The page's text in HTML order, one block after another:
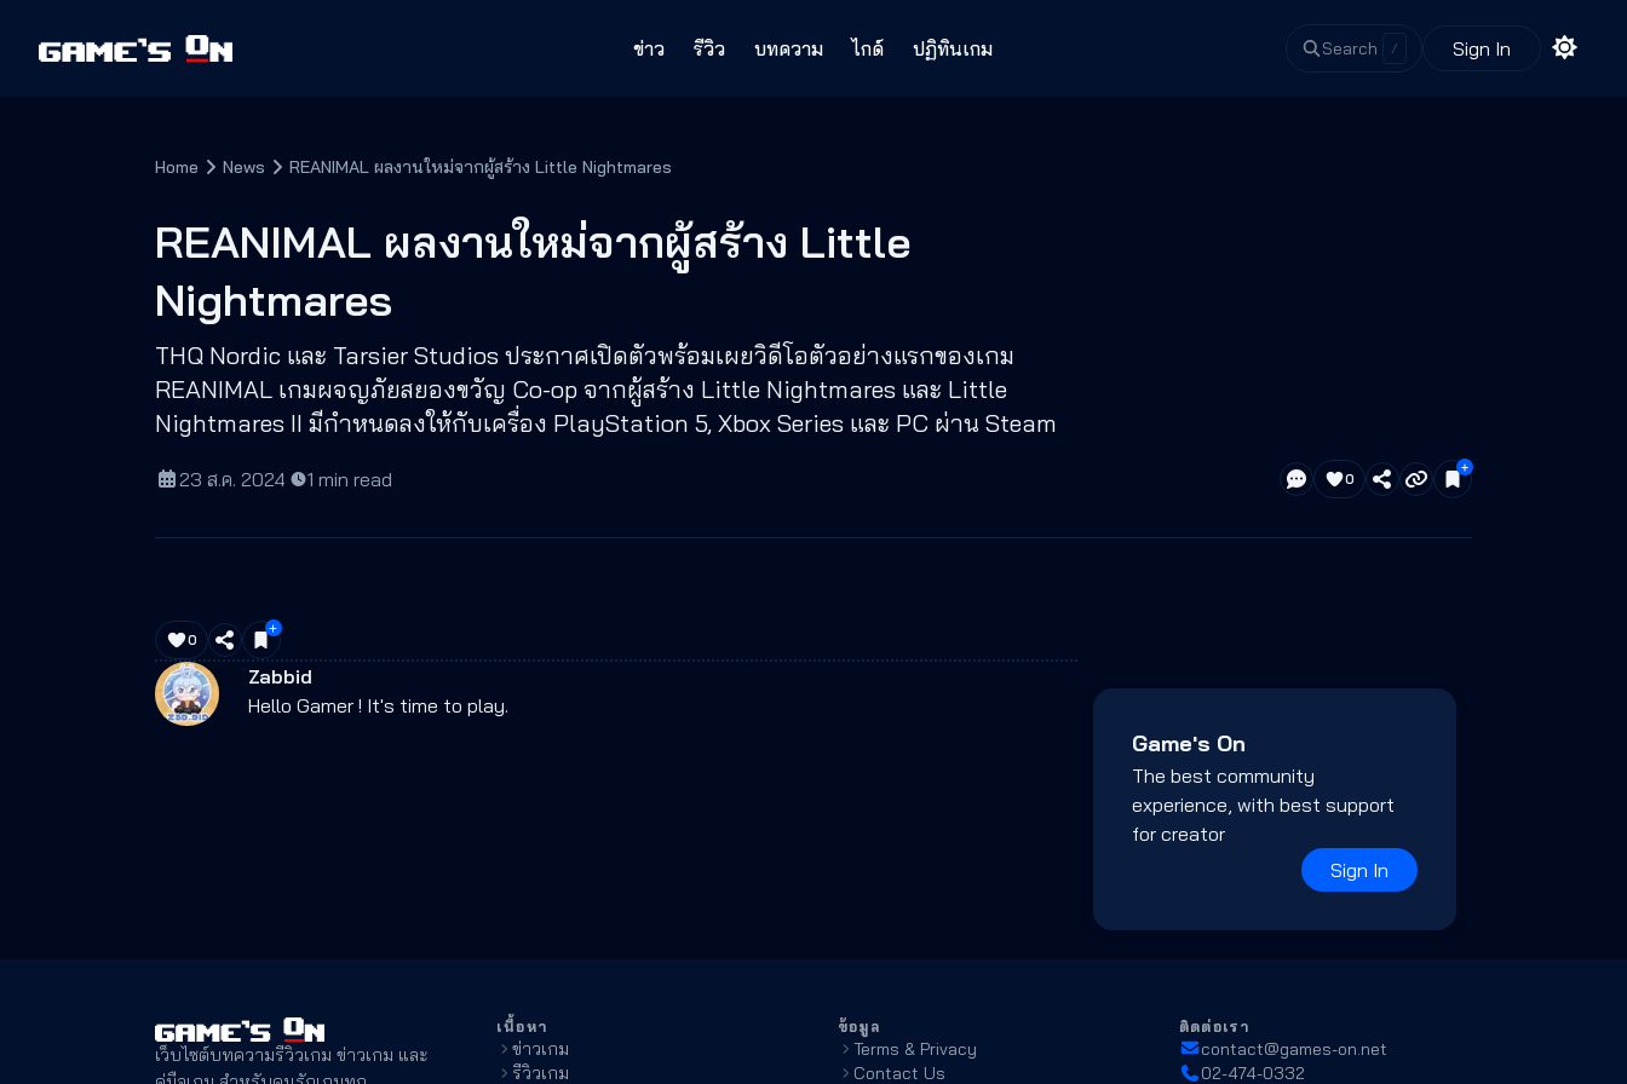
ข่าว รีวิว บทความ ไกด์ ปฏิทินเกม Search / Sign In
Home News REANIMAL ผลงานใหม่จากผู้สร้าง Little Nightmares
REANIMAL ผลงานใหม่จากผู้สร้าง Little
Nightmares
THQ Nordic และ Tarsier Studios ประกาศเปิดตัวพร้อมเผยวิดีโอตัวอย่างแรกของเกม
REANIMAL เกมผจญภัยสยองขวัญ Co-op จากผู้สร้าง Little Nightmares และ Little
Nightmares II มีกำหนดลงให้กับเครื่อง PlayStation 5, Xbox Series และ PC ผ่าน Steam
23 ส.ค. 2024· 1 min read 0
0
Zabbid
Hello Gamer ! It's time to play.
Game's On
The best community
experience, with best support
for creator
Sign In
เว็บไซต์บทความรีวิวเกม ข่าวเกม และ
เนื้อหา
ข่าวเกม
รีวิวเกม
ข้อมูล
Terms & Privacy
Contact Us
ติดต่อเรา
contact@games-on.net
02-474-0332